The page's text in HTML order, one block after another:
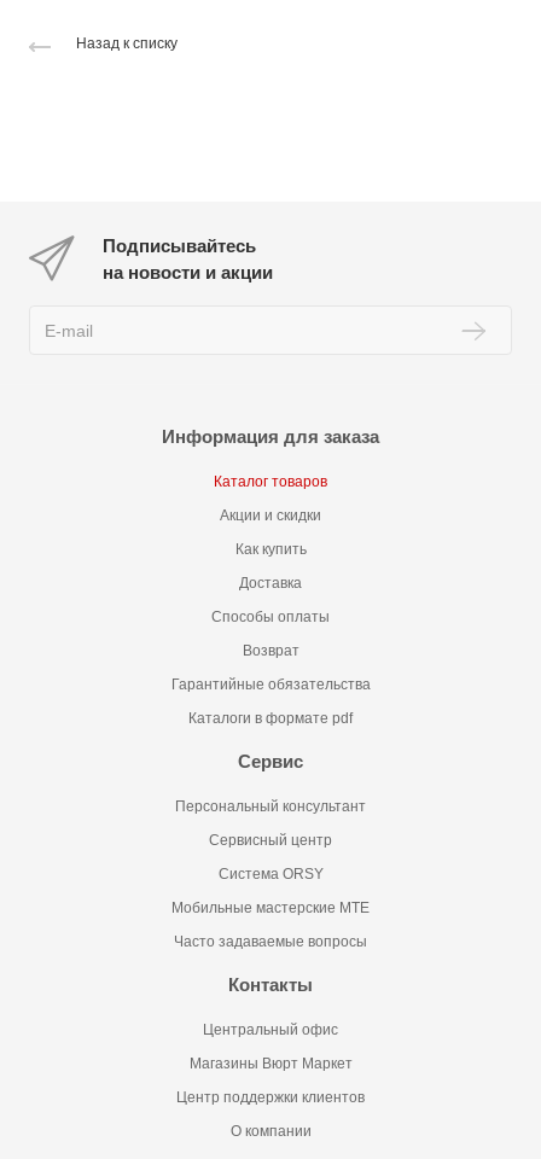
Назад к списку
Подписывайтесь
на новости и акции
Информация для заказа
Каталог товаров
Акции и скидки
Как купить
Доставка
Способы оплаты
Возврат
Гарантийные обязательства
Каталоги в формате pdf
Сервис
Персональный консультант
Сервисный центр
Система ORSY
Мобильные мастерские MTE
Часто задаваемые вопросы
Контакты
Центральный офис
Магазины Вюрт Маркет
Центр поддержки клиентов
О компании